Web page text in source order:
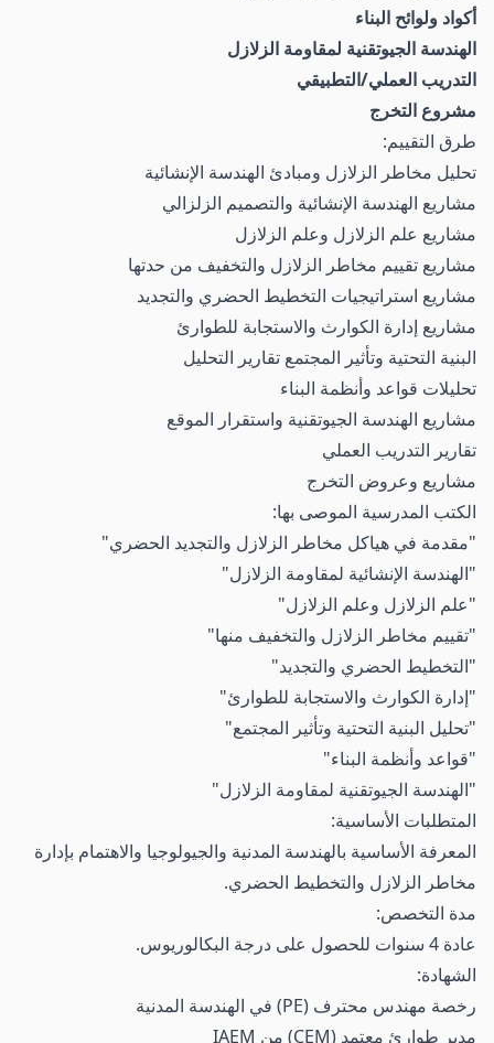
أكواد ولوائح البناء
الهندسة الجيوتقنية لمقاومة الزلازل
التدريب العملي/التطبيقي
مشروع التخرج
طرق التقييم:
تحليل مخاطر الزلازل ومبادئ الهندسة الإنشائية
مشاريع الهندسة الإنشائية والتصميم الزلزالي
مشاريع علم الزلازل وعلم الزلازل
مشاريع تقييم مخاطر الزلازل والتخفيف من حدتها
مشاريع استراتيجيات التخطيط الحضري والتجديد
مشاريع إدارة الكوارث والاستجابة للطوارئ
البنية التحتية وتأثير المجتمع تقارير التحليل
تحليلات قواعد وأنظمة البناء
مشاريع الهندسة الجيوتقنية واستقرار الموقع
تقارير التدريب العملي
مشاريع وعروض التخرج
الكتب المدرسية الموصى بها:
"مقدمة في هياكل مخاطر الزلازل والتجديد الحضري"
"الهندسة الإنشائية لمقاومة الزلازل"
"علم الزلازل وعلم الزلازل"
"تقييم مخاطر الزلازل والتخفيف منها"
"التخطيط الحضري والتجديد"
"إدارة الكوارث والاستجابة للطوارئ"
"تحليل البنية التحتية وتأثير المجتمع"
"قواعد وأنظمة البناء"
"الهندسة الجيوتقنية لمقاومة الزلازل"
المتطلبات الأساسية:
المعرفة الأساسية بالهندسة المدنية والجيولوجيا والاهتمام بإدارة
مخاطر الزلازل والتخطيط الحضري.
مدة التخصص:
عادة 4 سنوات للحصول على درجة البكالوريوس.
الشهادة:
رخصة مهندس محترف (PE) في الهندسة المدنية
مدير طوارئ معتمد (CEM) من IAEM